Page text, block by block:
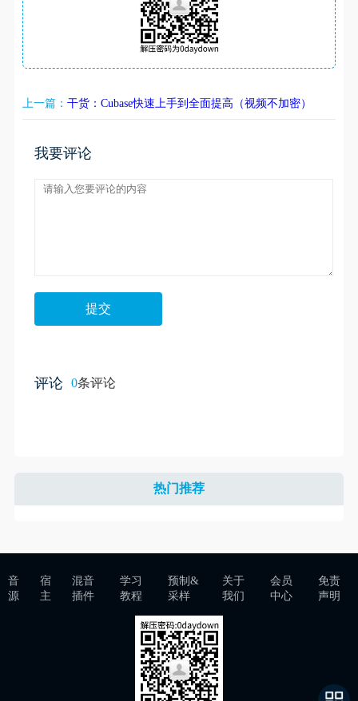
上一篇： 干货：Cubase快速上手到全面提高（视频不加密）
我要评论
评论 0条评论
热门推荐
音
源
宿
主
混音
插件
学习
教程
预制&
采样
关于
我们
会员
中心
免责
声明